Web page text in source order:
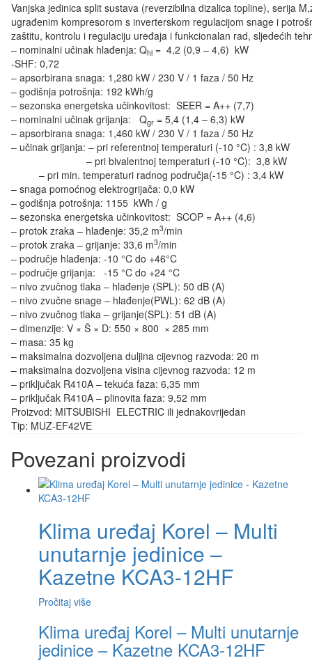
Vanjska jedinica split sustava (reverzibilna dizalica topline), serija
ugrađenim kompresorom s inverterskom regulacijom snage i
zaštitu, kontrolu i regulaciju uređaja i funkcionalan rad, sljedećih
– nominalni učinak hlađenja: Qhl = 4,2 (0,9 – 4,6) kW
-SHF: 0,72
– apsorbirana snaga: 1,280 kW / 230 V / 1 faza / 50 Hz
– godišnja potrošnja: 192 kWh/g
– sezonska energetska učinkovitost: SEER = A++ (7,7)
– nominalni učinak grijanja: Qgr = 5,4 (1,4 – 6,3) kW
– apsorbirana snaga: 1,460 kW / 230 V / 1 faza / 50 Hz
– učinak grijanja: – pri referentnoj temperaturi (-10 °C) : 3,8 kW
– pri bivalentnoj temperaturi (-10 °C): 3,8 kW
– pri min. temperaturi radnog područja(-15 °C) : 3,4 kW
– snaga pomoćnog elektrogrijača: 0,0 kW
– godišnja potrošnja: 1155 kWh / g
– sezonska energetska učinkovitost: SCOP = A++ (4,6)
– protok zraka – hlađenje: 35,2 m3/min
– protok zraka – grijanje: 33,6 m3/min
– područje hlađenja: -10 °C do +46°C
– područje grijanja: -15 °C do +24 °C
– nivo zvučnog tlaka – hlađenje (SPL): 50 dB (A)
– nivo zvučne snage – hlađenje(PWL): 62 dB (A)
– nivo zvučnog tlaka – grijanje(SPL): 51 dB (A)
– dimenzije: V × Š × D: 550 × 800 × 285 mm
– masa: 35 kg
– maksimalna dozvoljena duljina cijevnog razvoda: 20 m
– maksimalna dozvoljena visina cijevnog razvoda: 12 m
– priključak R410A – tekuća faza: 6,35 mm
– priključak R410A – plinovita faza: 9,52 mm
Proizvod: MITSUBISHI ELECTRIC ili jednakovrijedan
Tip: MUZ-EF42VE
Povezani proizvodi
Klima uređaj Korel – Multi
unutarnje jedinice –
Kazetne KCA3-12HF
Pročitaj više
Klima uređaj Korel – Multi unutarnje
jedinice – Kazetne KCA3-12HF